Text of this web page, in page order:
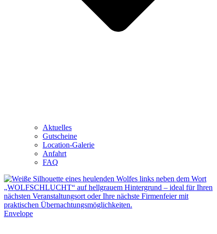
Aktuelles
Gutscheine
Location-Galerie
Anfahrt
FAQ
Envelope